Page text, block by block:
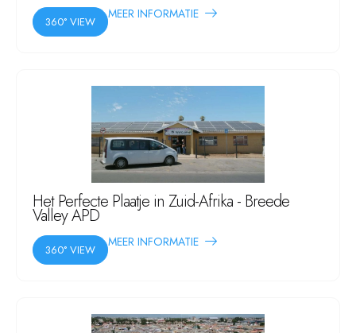
360° VIEW
MEER INFORMATIE
Het Perfecte Plaatje in Zuid-Afrika - Breede
Valley APD
360° VIEW
MEER INFORMATIE